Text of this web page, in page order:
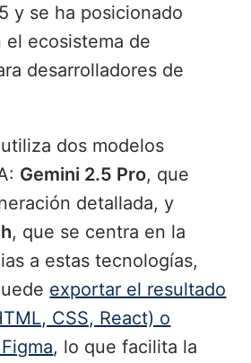
y se ha posicionado
el ecosistema de
desarrolladores de
dos modelos
Gemini 2.5 Pro, que
detallada, y
, que se centra en la
a estas tecnologías,
exportar el resultado
CSS, React) o
, lo que facilita la